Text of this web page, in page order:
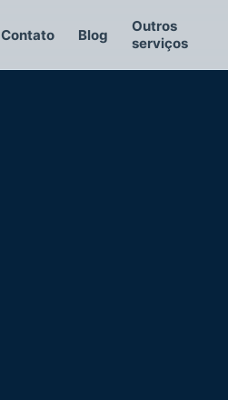
Contato Blog
Outros
serviços